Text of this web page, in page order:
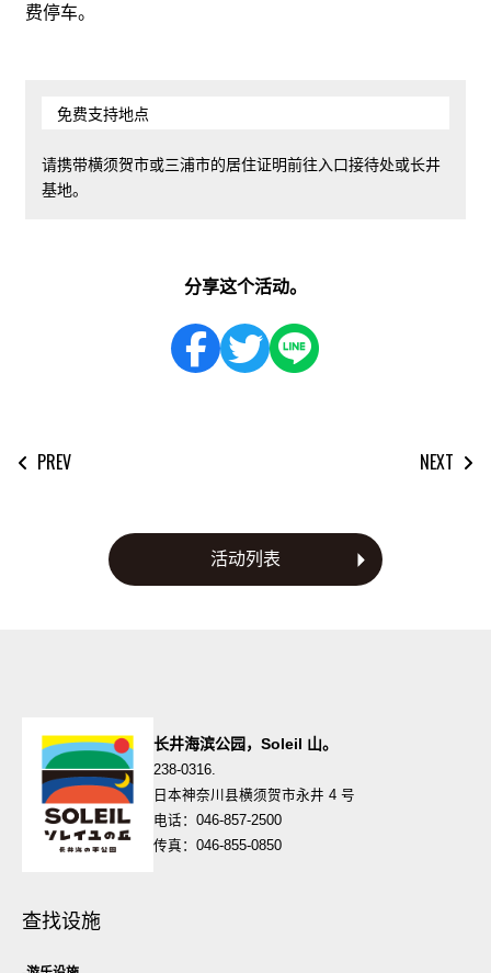
费停车。
免费支持地点
请携带横须贺市或三浦市的居住证明前往入口接待处或长井
基地。
分享这个活动。
PREV NEXT
活动列表
长井海滨公园，Soleil 山。
238-0316.
日本神奈川县横须贺市永井 4 号
电话：046-857-2500
传真：046-855-0850
查找设施